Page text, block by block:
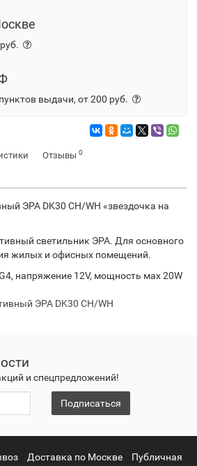
выдачи, от 200 руб.
Отзывы 0
ЭРА DK30 CH/WH «звездочка на
светильник ЭРА. Для основного
жилых и офисных помещений.
напряжение 12V, мощность мах 20W
ЭРА DK30 CH/WH
и спецпредложений!
Подписаться
Доставка по Москве
Публичная